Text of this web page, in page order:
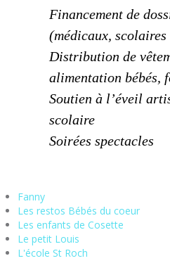
Financement de
(médicaux,
Distribution de
alimentation bébés,
Soutien à l’éveil
scolaire
Soirées spectacles
Fanny
Les restos Bébés du coeur
Les enfants de Cosette
Le petit Louis
L'école St Roch